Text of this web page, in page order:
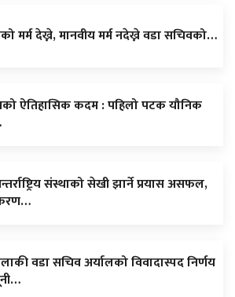
मर्म देख्ने, मानवीय मर्म नदेख्ने वडा सचिवको…
ऐतिहासिक कदम : पहिलो पटक यौनिक
संस्थाको सेखी झार्ने प्रयास असफल,
वडा सचिव अर्यालको विवादास्पद निर्णय